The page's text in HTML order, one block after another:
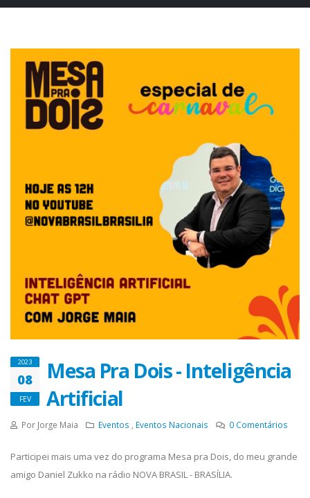
2023
08
FEV
Mesa Pra Dois - Inteligência
Artificial
Por Jorge Maia Eventos Eventos Nacionais 0 Comentários
Participei mais uma vez do programa Mesa pra Dois, do meu grande
amigo Daniel Zukko na rádio NOVA BRASIL - BRASÍLIA.